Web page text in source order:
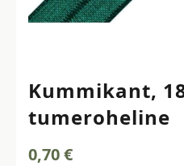
Kummikant,
tumeroheline
0,70€